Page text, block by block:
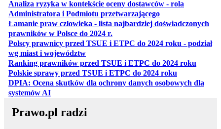
Analiza ryzyka w kontekście oceny dostawców - rola
Administratora i Podmiotu przetwarzającegootwiera się w
Łamanie praw człowieka - lista najbardziej doświadczonych
prawników w Polsce do 2024 r.
Polscy prawnicy przed TSUE i ETPC do 2024 roku - podział
wg miast i województwotwiera się w nowej karcie
Ranking prawników przed TSUE i ETPC do 2024 roku
Polskie sprawy przed TSUE i ETPC do 2024 roku
DPIA: Ocena skutków dla ochrony danych osobowych dla
systemów AIotwiera się w nowej karcie
Prawo.pl radzi